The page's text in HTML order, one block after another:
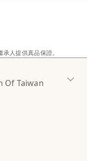
人提供真品保證。
Of Taiwan